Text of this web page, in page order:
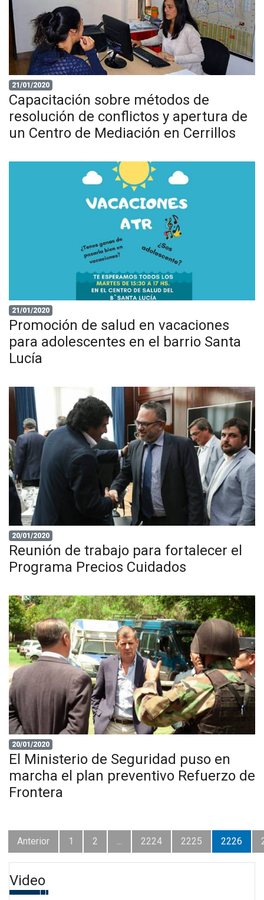
21/01/2020
Capacitación sobre métodos de
resolución de conflictos y apertura de
un Centro de Mediación en Cerrillos
21/01/2020
Promoción de salud en vacaciones
para adolescentes en el barrio Santa
Lucía
20/01/2020
Reunión de trabajo para fortalecer el
Programa Precios Cuidados
20/01/2020
El Ministerio de Seguridad puso en
marcha el plan preventivo Refuerzo de
Frontera
Anterior 1 2 ... 2224 2225 2226
Video